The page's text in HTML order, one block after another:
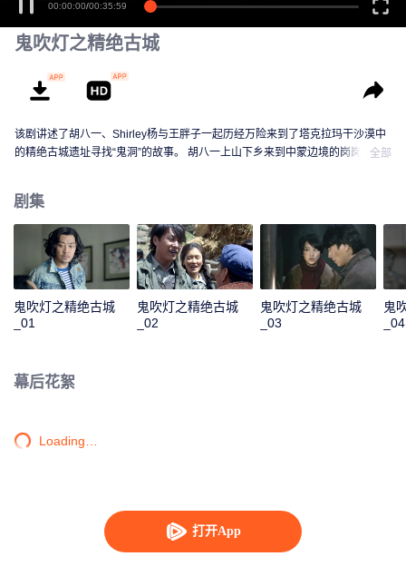
打开App
00:00:00/00:35:59
鬼吹灯之精绝古城
该剧讲述了胡八一、Shirley杨与王胖子一起历经万险来到了塔克拉玛干沙漠中
的精绝古城遗址寻找“鬼洞”的故事。 胡八一上山下乡来到中蒙边境的岗岗营
八一利用自己懂得的墓葬秘术逃得不死。复员后，胡八一和好友胖子一起加入
了一支前往新疆考古的考古队。一行人历经万险来到了塔克拉玛干沙漠中的精
绝古城遗址，进入了地下“鬼洞”。洞中机关重重、陷阱不断，这神秘的鬼洞似乎
在一位先知的掌控之中。
全部
剧集
鬼吹灯之精绝古城
_01
鬼吹灯之精绝古城
_02
鬼吹灯之精绝古城
_03
鬼
_04
幕后花絮
Loading…